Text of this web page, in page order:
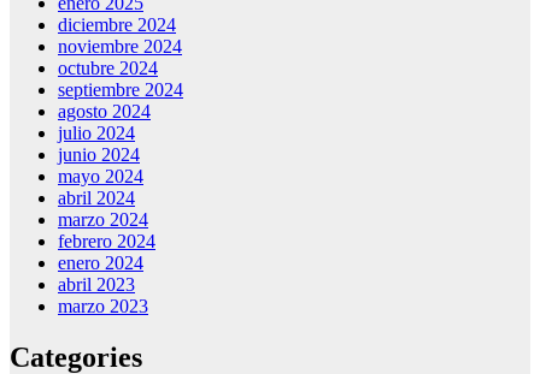
diciembre 2024
noviembre 2024
octubre 2024
septiembre 2024
agosto 2024
julio 2024
junio 2024
mayo 2024
abril 2024
marzo 2024
febrero 2024
enero 2024
abril 2023
marzo 2023
Categories